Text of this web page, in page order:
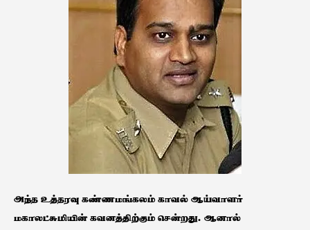
அந்த உத்தரவு கண்ணமங்கலம் காவல் ஆய்வாளர்
மகாலட்சுமியின் கவனத்திற்கும் சென்றது. ஆனால்